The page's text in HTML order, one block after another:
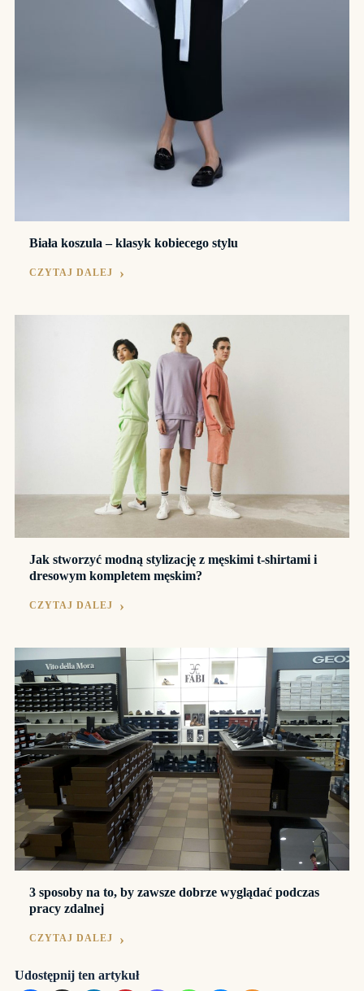
Biała koszula – klasyk kobiecego stylu
CZYTAJ DALEJ
Jak stworzyć modną stylizację z męskimi t-shirtami i
dresowym kompletem męskim?
CZYTAJ DALEJ
3 sposoby na to, by zawsze dobrze wyglądać podczas
pracy zdalnej
CZYTAJ DALEJ
Udostępnij ten artykuł